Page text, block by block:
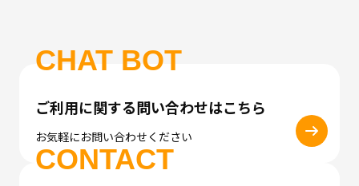
CHAT BOT
ご利用に関する問い合わせはこちら
お気軽にお問い合わせください
CONTACT